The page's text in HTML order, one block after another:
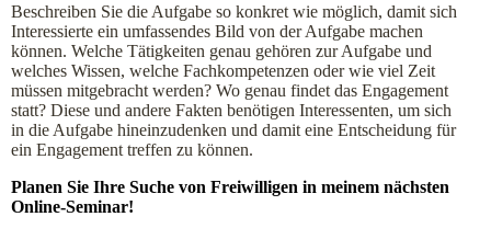
Beschreiben Sie die Aufgabe so konkret wie möglich, damit sich
Interessierte ein umfassendes Bild von der Aufgabe machen
können. Welche Tätigkeiten genau gehören zur Aufgabe und
welches Wissen, welche Fachkompetenzen oder wie viel Zeit
müssen mitgebracht werden? Wo genau findet das Engagement
statt? Diese und andere Fakten benötigen Interessenten, um sich
in die Aufgabe hineinzudenken und damit eine Entscheidung für
ein Engagement treffen zu können.
Planen Sie Ihre Suche von Freiwilligen in meinem nächsten
Online-Seminar!